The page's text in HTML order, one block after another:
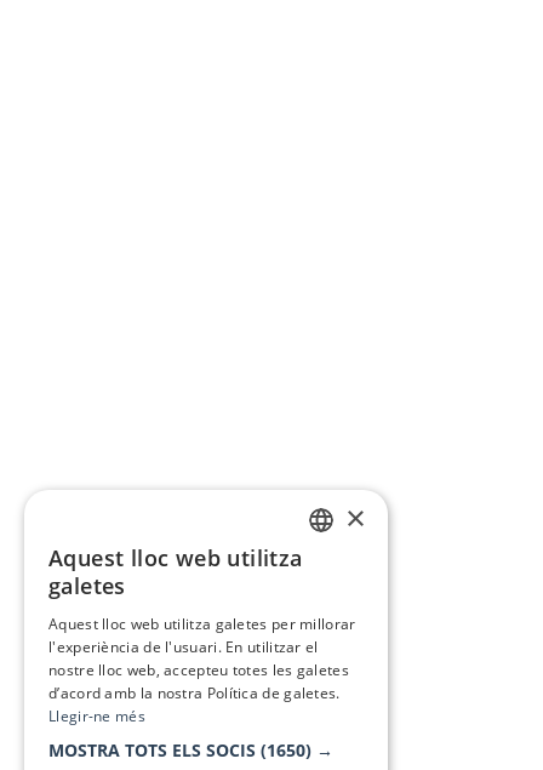
×
Aquest lloc web utilitza
galetes
Aquest lloc web utilitza galetes per millorar
l'experiència de l'usuari. En utilitzar el
nostre lloc web, accepteu totes les galetes
d’acord amb la nostra Política de galetes.
Llegir-ne més
MOSTRA TOTS ELS SOCIS (1650) →